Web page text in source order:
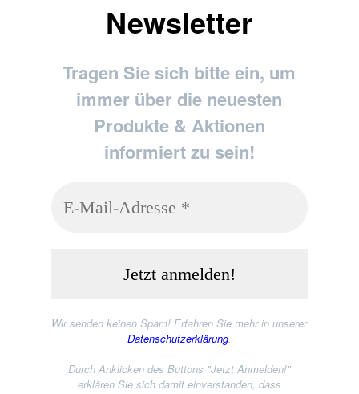
Newsletter
Tragen Sie sich bitte ein, um
immer über die neuesten
Produkte & Aktionen
informiert zu sein!
Wir senden keinen Spam! Erfahren Sie mehr in unserer
Datenschutzerklärung.
Durch Anklicken des Buttons "Jetzt Anmelden!"
erklären Sie sich damit einverstanden, dass